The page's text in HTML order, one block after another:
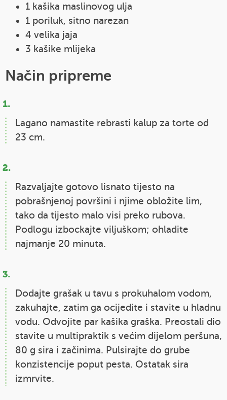
1 kašika maslinovog ulja
1 poriluk, sitno narezan
4 velika jaja
3 kašike mlijeka
Način pripreme
Lagano namastite rebrasti kalup za torte od
23 cm.
Razvaljajte gotovo lisnato tijesto na
pobrašnjenoj površini i njime obložite lim,
tako da tijesto malo visi preko rubova.
Podlogu izbockajte viljuškom; ohladite
najmanje 20 minuta.
Dodajte grašak u tavu s prokuhalom vodom,
zakuhajte, zatim ga ocijedite i stavite u hladnu
vodu. Odvojite par kašika graška. Preostali dio
stavite u multipraktik s većim dijelom peršuna,
80 g sira i začinima. Pulsirajte do grube
konzistencije poput pesta. Ostatak sira
izmrvite.